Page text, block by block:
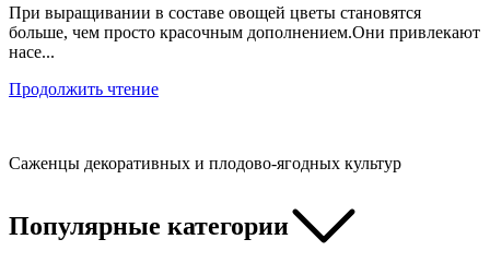
При выращивании в составе овощей цветы становятся
больше, чем просто красочным дополнением.Они привлекают
насе...
Продолжить чтение
Саженцы декоративных и плодово-ягодных культур
Популярные категории